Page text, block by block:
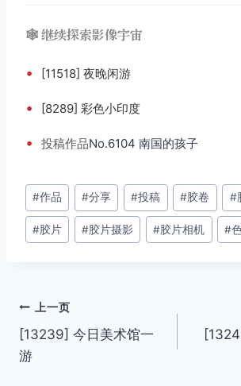
🕸️ 继续探索影像宇宙
• [11518] 夜晚闲游
• [8289] 彩色小印度
• 投稿作品No.6104 南国的孩子
文
章
标
#作品 #分享 #投稿 #胶卷 #
#胶片 #胶片摄影 #胶片相机 #
文
章
上一页
[13239] 今日美术馆一
游